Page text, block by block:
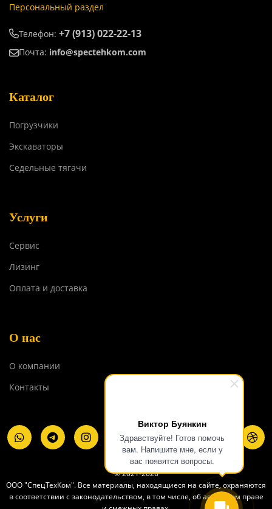
Виктор Буянкин
Здравствуйте! Готов помочь
вам. Напишите мне, если у
вас появятся вопросы.
Персональный раздел
Телефон: +7 (913) 022-22-13
Почта: info@spectehkom.com
Каталог
Погрузчики
Экскаваторы
Седельные тягачи
Услуги
Сервис
Лизинг
Оплата и доставка
О нас
О компании
Контакты
© 2021-2026
ООО "СпецТехКом". Все материалы, находящиеся на сайте, охраняются
в соответствии с законодательством, в том числе, об авторском праве